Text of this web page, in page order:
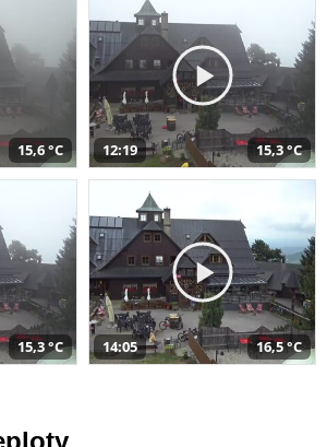
15,6 °C 12:19 15,3 °C
15,3 °C 14:05 16,5 °C